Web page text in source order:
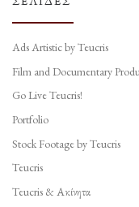
Ads Artistic by Teucris
Film and Documentary
Go Live Teucris!
Portfolio
Stock Footage by Teucris
Teucris
Teucris & Ακίνητα